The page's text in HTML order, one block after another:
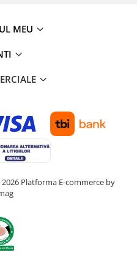
MEU
Platforma E-commerce by